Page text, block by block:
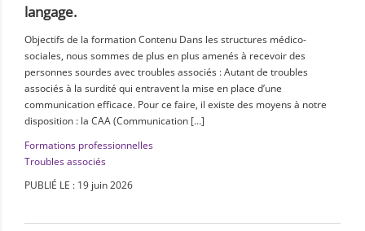
langage.
Objectifs de la formation Contenu Dans les structures médico-
sociales, nous sommes de plus en plus amenés à recevoir des
personnes sourdes avec troubles associés : Autant de troubles
associés à la surdité qui entravent la mise en place d’une
communication efficace. Pour ce faire, il existe des moyens à notre
disposition : la CAA (Communication […]
Formations professionnelles
Troubles associés
PUBLIÉ LE : 19 juin 2026